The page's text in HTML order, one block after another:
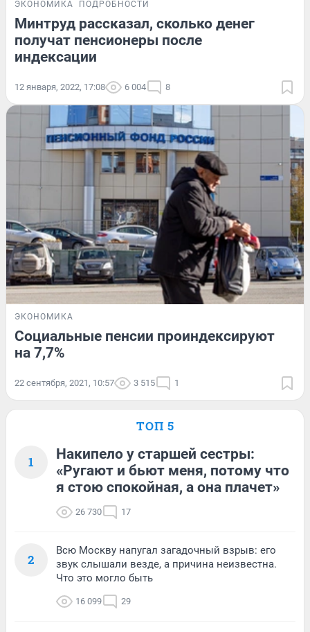
ЭКОНОМИКА ПОДРОБНОСТИ
Минтруд рассказал, сколько денег
получат пенсионеры после
индексации
12 января, 2022, 17:08 6 004 8
ЭКОНОМИКА
Социальные пенсии проиндексируют
на 7,7%
22 сентября, 2021, 10:57 3 515 1
ТОП 5
1
Накипело у старшей сестры:
«Ругают и бьют меня, потому что
я стою спокойная, а она плачет»
26 730 17
2
Всю Москву напугал загадочный взрыв: его
звук слышали везде, а причина неизвестна.
Что это могло быть
16 099 29